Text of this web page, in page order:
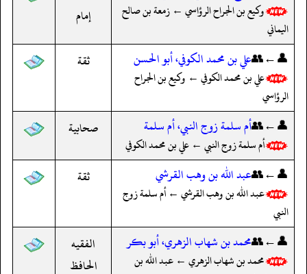
وكيع بن الجراح الرؤاسي ← زمعة بن صالح
اليماني
إمام
👤←👥علي بن محمد الكوفي، أبو الحسن
علي بن محمد الكوفي ← وكيع بن الجراح
الرؤاسي
ثقة
👤←👥أم سلمة زوج النبي، أم سلمة
أم سلمة زوج النبي ← علي بن محمد الكوفي
صحابية
👤←👥عبد الله بن وهب القرشي
عبد الله بن وهب القرشي ← أم سلمة زوج
النبي
ثقة
👤←👥محمد بن شهاب الزهري، أبو بكر
محمد بن شهاب الزهري ← عبد الله بن
الفقيه
الحافظ